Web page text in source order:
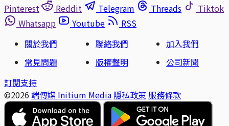
Pinterest
Reddit Telegram Threads
Tiktok
Whatsapp
Youtube
RSS
關於我們
聯絡我們
加入我們
常見問題
版權聲明
公司新聞
訂閱支持
©2026 端傳媒 Initium Media 隱私政策 服務條款